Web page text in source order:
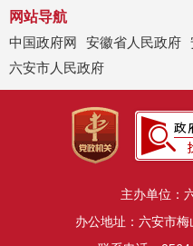
网站导航
中国政府网
安徽省人民政府
六安市人民政府
主办单位：
办公地址：六安市